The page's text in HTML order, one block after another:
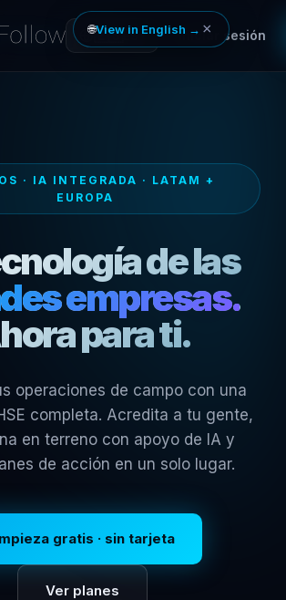
🇪🇸ES ▾ Iniciar sesión
· IA INTEGRADA · LATAM +
EUROPA
de las
empresas.
para ti.
operaciones de campo con una
completa. Acredita a tu gente,
en terreno con apoyo de IA y
de acción en un solo lugar.
gratis · sin tarjeta
Ver planes
🌐View in English → ×